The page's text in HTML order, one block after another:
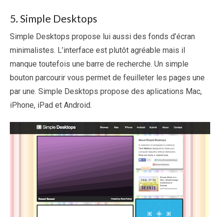
5. Simple Desktops
Simple Desktops propose lui aussi des fonds d’écran
minimalistes. L’interface est plutôt agréable mais il
manque toutefois une barre de recherche. Un simple
bouton parcourir vous permet de feuilleter les pages une
par une. Simple Desktops propose des aplications Mac,
iPhone, iPad et Android.